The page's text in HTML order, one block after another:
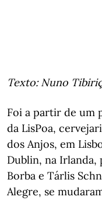
Texto: Nuno
Foi a partir de um
da LisPoa,
dos Anjos, em
Dublin, na Irlanda,
Borba e Tárlis
Alegre, se